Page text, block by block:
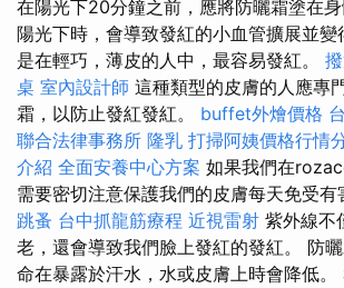
在陽光下20分鐘之前，應將防曬霜塗在
陽光下時，會導致發紅的小血管擴展並
是在輕巧，薄皮的人中，最容易發紅。
桌 室內設計師 這種類型的皮膚的人應專
霜，以防止發紅發紅。 buffet外燴價格
聯合法律事務所 隆乳 打掃阿姨價格行情
介紹 全面安養中心方案 如果我們在
需要密切注意保護我們的皮膚每天免受有
跳蚤 台中抓龍筋療程 近視雷射 紫外線不
老，還會導致我們臉上發紅的發紅。 防
命在暴露於汗水，水或皮膚上時會降低。